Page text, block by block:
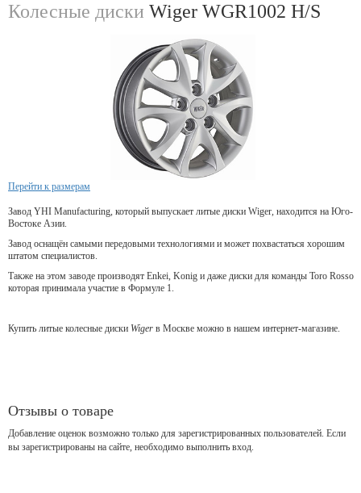
Колесные диски Wiger WGR1002 H/S
Перейти к размерам
Завод YHI Manufacturing, который выпускает литые диски Wiger, находится на Юго-
Востоке Азии.
Завод оснащён самыми передовыми технологиями и может похвастаться хорошим
штатом специалистов.
Также на этом заводе производят Enkei, Konig и даже диски для команды Toro Rosso
которая принимала участие в Формуле 1.
Купить литые колесные диски Wiger в Москве можно в нашем интернет-магазине.
Отзывы о товаре
Добавление оценок возможно только для зарегистрированных пользователей. Если
вы зарегистрированы на сайте, необходимо выполнить вход.